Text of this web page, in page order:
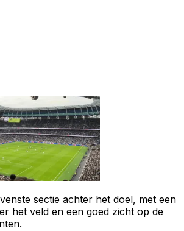
sectie achter het doel, met een
het veld en een goed zicht op de